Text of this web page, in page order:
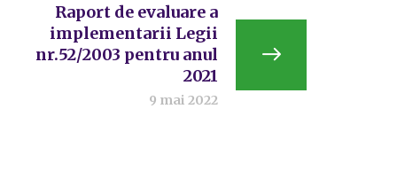
Raport de evaluare a
implementarii Legii
nr.52/2003 pentru anul
2021
9 mai 2022